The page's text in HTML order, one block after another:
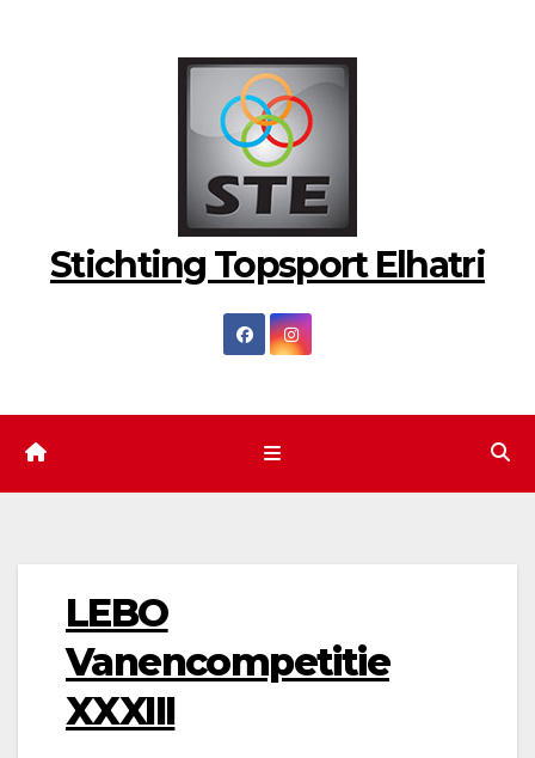
Stichting Topsport Elhatri
LEBO
Vanencompetitie
XXXIII